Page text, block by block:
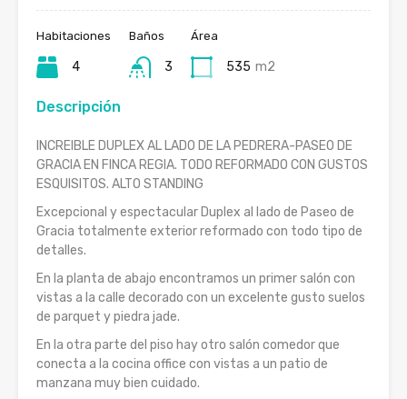
Habitaciones
4
Baños
3
Área
535 m2
Descripción
INCREIBLE DUPLEX AL LADO DE LA PEDRERA-PASEO DE
GRACIA EN FINCA REGIA. TODO REFORMADO CON GUSTOS
ESQUISITOS. ALTO STANDING
Excepcional y espectacular Duplex al lado de Paseo de
Gracia totalmente exterior reformado con todo tipo de
detalles.
En la planta de abajo encontramos un primer salón con
vistas a la calle decorado con un excelente gusto suelos
de parquet y piedra jade.
En la otra parte del piso hay otro salón comedor que
conecta a la cocina office con vistas a un patio de
manzana muy bien cuidado.